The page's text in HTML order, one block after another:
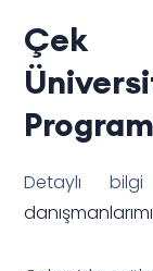
Çek
Detaylı